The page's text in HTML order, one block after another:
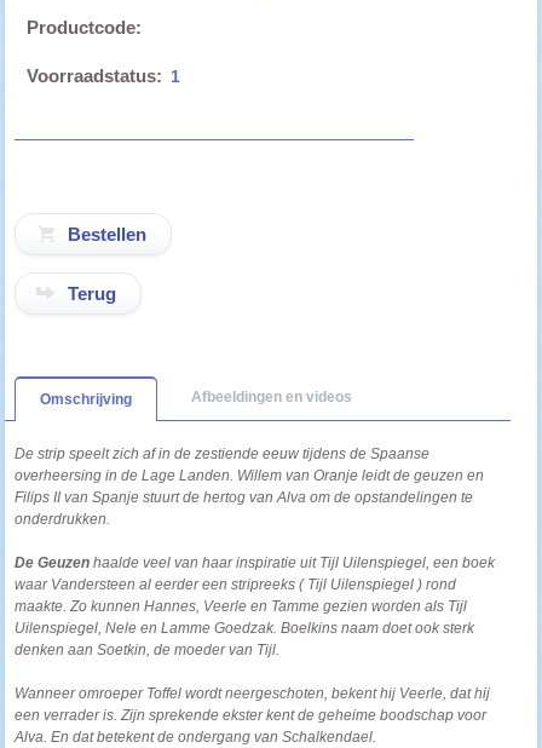
Productcode:
Voorraadstatus: 1
Terug
Omschrijving Afbeeldingen en videos
De strip speelt zich af in de zestiende eeuw tijdens de Spaanse
overheersing in de Lage Landen. Willem van Oranje leidt de geuzen en
Filips II van Spanje stuurt de hertog van Alva om de opstandelingen te
onderdrukken.
De Geuzen haalde veel van haar inspiratie uit Tijl Uilenspiegel, een boek
waar Vandersteen al eerder een stripreeks ( Tijl Uilenspiegel ) rond
maakte. Zo kunnen Hannes, Veerle en Tamme gezien worden als Tijl
Uilenspiegel, Nele en Lamme Goedzak. Boelkins naam doet ook sterk
denken aan Soetkin, de moeder van Tijl.
Wanneer omroeper Toffel wordt neergeschoten, bekent hij Veerle, dat hij
een verrader is. Zijn sprekende ekster kent de geheime boodschap voor
Alva. En dat betekent de ondergang van Schalkendael.